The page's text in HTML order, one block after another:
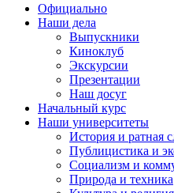
Официально
Наши дела
Выпускники
Киноклуб
Экскурсии
Презентации
Наш досуг
Начальный курс
Наши университеты
История и ратная
Публицистика и
Социализм и
Природа и техника